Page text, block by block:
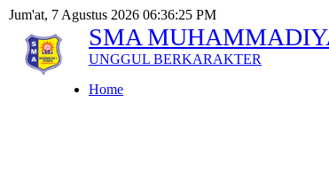
Jum'at, 7 Agustus 2026 06:36:27 PM
SMA
UNGGUL BERKARAKTER
Home